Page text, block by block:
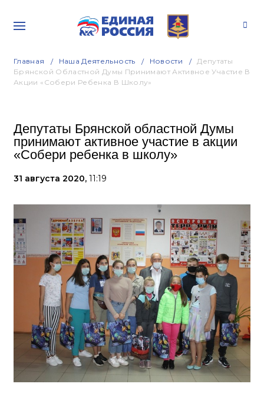
Главная Наша Деятельность Новости
Депутаты
Брянской Областной Думы Принимают Активное Участие В
Акции «Собери Ребенка В Школу»
Депутаты Брянской областной Думы
принимают активное участие в акции
«Собери ребенка в школу»
31 августа 2020, 11:19